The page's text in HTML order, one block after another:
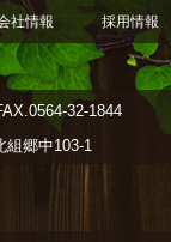
32-1844
組郷中103-1
社情報 採用情報